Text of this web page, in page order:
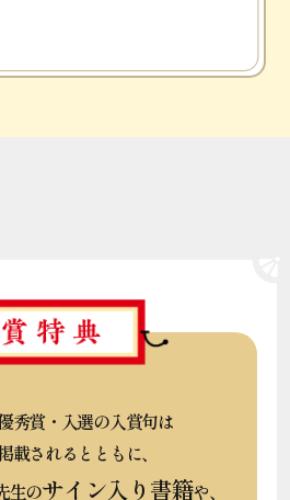
秀賞・入選の入賞句は
載されるとともに、
生のサイン入り書籍や、